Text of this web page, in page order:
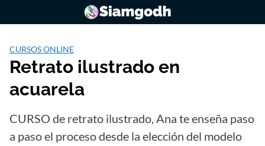
CURSOS ONLINE
Retrato ilustrado en
acuarela
CURSO de retrato ilustrado, Ana te enseña paso
a paso el proceso desde la elección del modelo